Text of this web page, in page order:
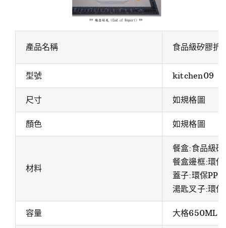
產品名稱 食品級矽膠折
型號 kitchen09
尺寸 如規格圖
顏色 如規格圖
材料
餐盒:食品級矽
餐盒邊框:環保
蓋子:環保PP
湯匙叉子:環保
容量 大格650ML